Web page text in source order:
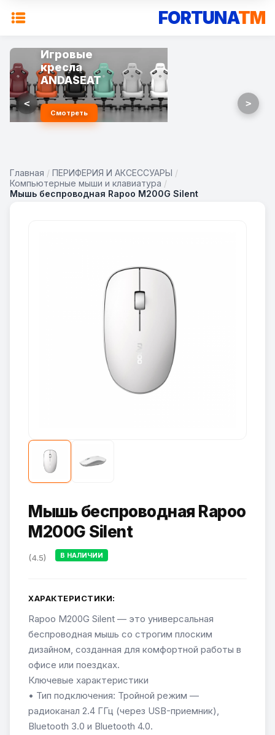
FORTUNATM
Игровые
кресла
ANDASEAT
Смотреть
< >
Главная / ПЕРИФЕРИЯ И АКСЕССУАРЫ /
Компьютерные мыши и клавиатура /
Мышь беспроводная Rapoo M200G Silent
Мышь беспроводная Rapoo
M200G Silent
(4.5) В НАЛИЧИИ
ХАРАКТЕРИСТИКИ:
Rapoo M200G Silent — это универсальная
беспроводная мышь со строгим плоским
дизайном, созданная для комфортной работы в
офисе или поездках.
Ключевые характеристики
• Тип подключения: Тройной режим —
радиоканал 2.4 ГГц (через USB-приемник),
Bluetooth 3.0 и Bluetooth 4.0.